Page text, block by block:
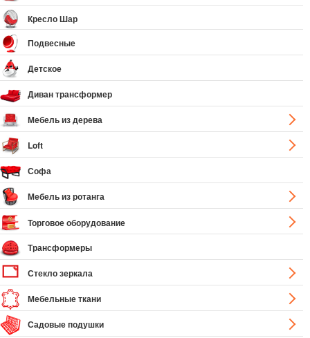
Кресло Шар
Подвесные
Детское
Диван трансформер
Мебель из дерева
Loft
Софа
Мебель из ротанга
Торговое оборудование
Трансформеры
Стекло зеркала
Мебельные ткани
Садовые подушки